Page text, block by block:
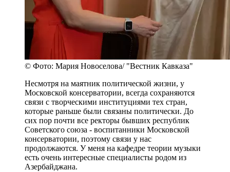
© Фото: Мария Новоселова/ "Вестник Кавказа"
Несмотря на маятник политической жизни, у
Московской консерватории, всегда сохраняются
связи с творческими институциями тех стран,
которые раньше были связаны политически. До
сих пор почти все ректоры бывших республик
Советского союза - воспитанники Московской
консерватории, поэтому связи у нас
продолжаются. У меня на кафедре теории музыки
есть очень интересные специалисты родом из
Азербайджана.